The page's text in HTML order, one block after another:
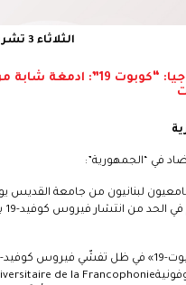
الثلاثاء 3 تشرين الثاني 2020
علوم وتكنولوجيا: “كوبوت 19”:
في “الجمهورية”: